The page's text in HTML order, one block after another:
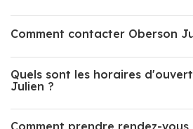
Comment contacter Oberson
Quels sont les horaires
Julien ?
Comment prendre rendez-vous